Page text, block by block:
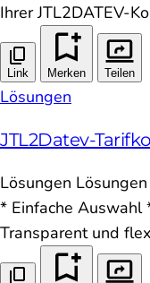
Ihrer JTL2DATEV-
Link Merken Teilen
Lösungen
JTL2Datev-
Lösungen Lösungen
* Einfache Auswahl
Transparent und